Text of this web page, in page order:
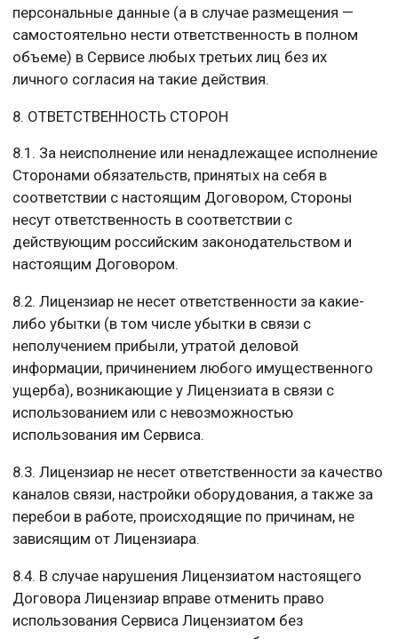
персональные данные (а в случае размещения —
самостоятельно нести ответственность в полном
объеме) в Сервисе любых третьих лиц без их
личного согласия на такие действия.
8. ОТВЕТСТВЕННОСТЬ СТОРОН
8.1. За неисполнение или ненадлежащее исполнение
Сторонами обязательств, принятых на себя в
соответствии с настоящим Договором, Стороны
несут ответственность в соответствии с
действующим российским законодательством и
настоящим Договором.
8.2. Лицензиар не несет ответственности за какие-
либо убытки (в том числе убытки в связи с
неполучением прибыли, утратой деловой
информации, причинением любого имущественного
ущерба), возникающие у Лицензиата в связи с
использованием или с невозможностью
использования им Сервиса.
8.3. Лицензиар не несет ответственности за качество
каналов связи, настройки оборудования, а также за
перебои в работе, происходящие по причинам, не
зависящим от Лицензиара.
8.4. В случае нарушения Лицензиатом настоящего
Договора Лицензиар вправе отменить право
использования Сервиса Лицензиатом без